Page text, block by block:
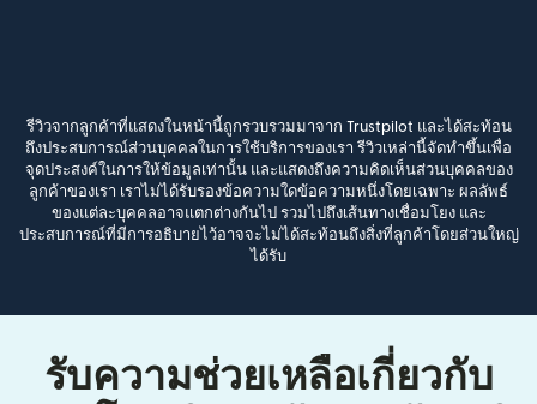
รีวิวจากลูกค้าที่แสดงในหน้านี้ถูกรวบรวมมาจาก Trustpilot และได้สะท้อน
ถึงประสบการณ์ส่วนบุคคลในการใช้บริการของเรา รีวิวเหล่านี้จัดทำขึ้นเพื่อ
จุดประสงค์ในการให้ข้อมูลเท่านั้น และแสดงถึงความคิดเห็นส่วนบุคคลของ
ลูกค้าของเรา เราไม่ได้รับรองข้อความใดข้อความหนึ่งโดยเฉพาะ ผลลัพธ์
ของแต่ละบุคคลอาจแตกต่างกันไป รวมไปถึงเส้นทางเชื่อมโยง และ
ประสบการณ์ที่มีการอธิบายไว้อาจจะไม่ได้สะท้อนถึงสิ่งที่ลูกค้าโดยส่วนใหญ่
ได้รับ
รับความช่วยเหลือเกี่ยวกับ